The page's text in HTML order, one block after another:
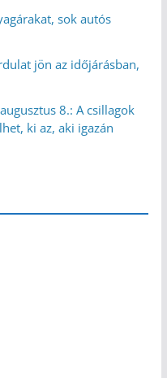
sok autós
jön az időjárásban,
8.: A csillagok
ki az, aki igazán